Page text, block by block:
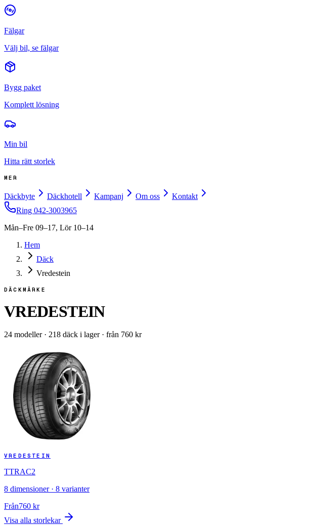
Fälgar
Välj bil, se fälgar
Bygg paket
Komplett lösning
Min bil
Hitta rätt storlek
MER
Däckbyte Däckhotell Kampanj Om oss
Kontakt
Ring 042-3003965
Mån–Fre 09–17, Lör 10–14
Hem
Däck
Vredestein
DÄCKMÄRKE
VREDESTEIN
24 modeller· 218 däck i lager· från 760 kr
VREDESTEIN
TTRAC2
8 dimensioner · 8 varianter
Från760 kr
Visa alla storlekar